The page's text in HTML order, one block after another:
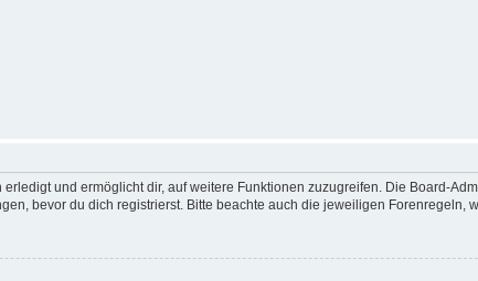
und ermöglicht dir, auf weitere Funktionen zuzugreifen. Die Board-
bevor du dich registrierst. Bitte beachte auch die jeweiligen Forenregeln,